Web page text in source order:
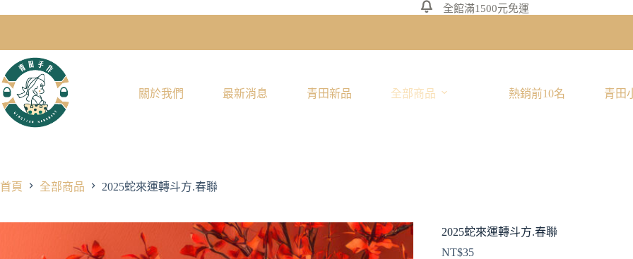
全館滿1500元免運
關於我們 最新消息 青田新品 全部商品 熱銷前10名 青田
首頁 全部商品 2025蛇來運轉斗方.春聯
2025蛇來運轉斗方.春聯
NT$35